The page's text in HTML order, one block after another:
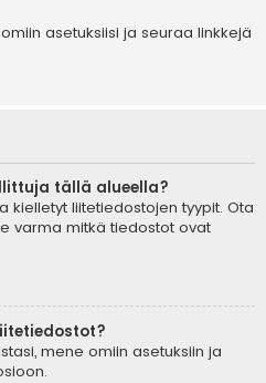
asetuksiisi ja seuraa linkkejä
tällä alueella?
kielletyt liitetiedostojen tyypit. Ota
varma mitkä tiedostot ovat
mene omiin asetuksiin ja